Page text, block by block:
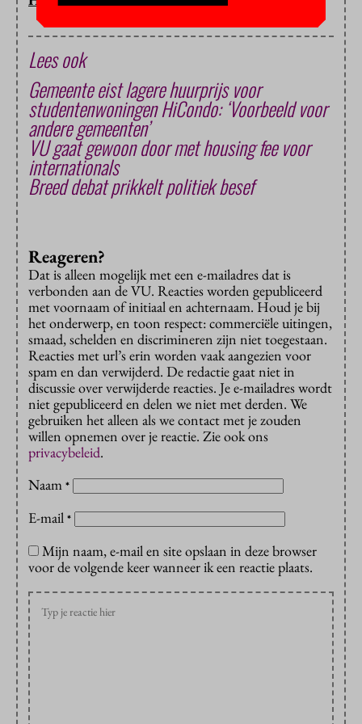
Lees ook
Gemeente eist lagere huurprijs voor
studentenwoningen HiCondo: ‘Voorbeeld voor
andere gemeenten’
VU gaat gewoon door met housing fee voor
internationals
Breed debat prikkelt politiek besef
Reageren?
Dat is alleen mogelijk met een e-mailadres dat is
verbonden aan de VU. Reacties worden gepubliceerd
met voornaam of initiaal en achternaam. Houd je bij
het onderwerp, en toon respect: commerciële uitingen,
smaad, schelden en discrimineren zijn niet toegestaan.
Reacties met url’s erin worden vaak aangezien voor
spam en dan verwijderd. De redactie gaat niet in
discussie over verwijderde reacties. Je e-mailadres wordt
niet gepubliceerd en delen we niet met derden. We
gebruiken het alleen als we contact met je zouden
willen opnemen over je reactie. Zie ook ons
privacybeleid.
Naam *
E-mail *
Mijn naam, e-mail en site opslaan in deze browser
voor de volgende keer wanneer ik een reactie plaats.